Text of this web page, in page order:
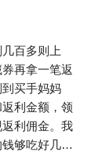
百多则上
再拿一笔返
买手妈妈
利金额，领
利佣金。我
钱够吃好几…